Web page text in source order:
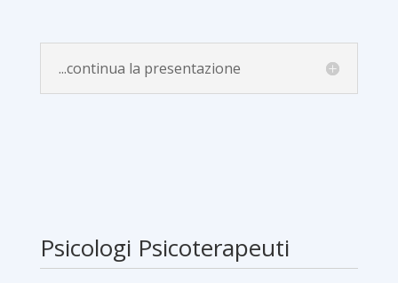
...continua la presentazione
Psicologi Psicoterapeuti